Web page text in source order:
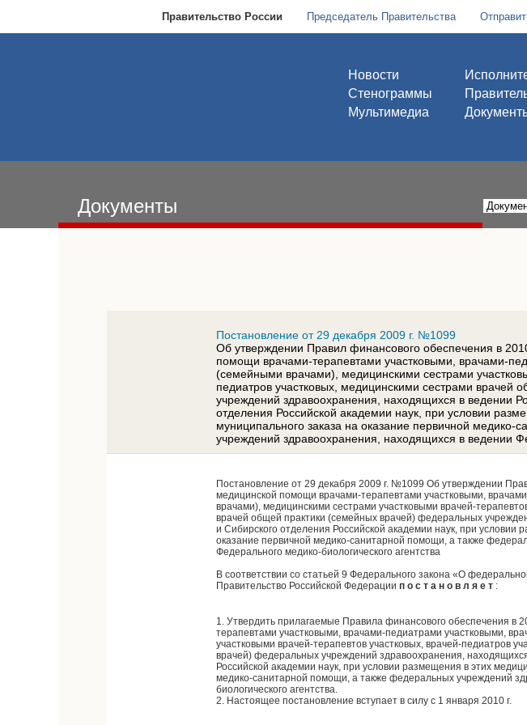
Правительство России Председатель Правительства
Новости
Стенограммы
Мультимедиа
Документы
Постановление от 29 декабря 2009 г. №1099
Об утверждении Правил финансового обеспечения в
помощи врачами-терапевтами участковыми, врачами-
(семейными врачами), медицинскими сестрами
педиатров участковых, медицинскими сестрами
учреждений здравоохранения, находящихся в ведении
отделения Российской академии наук, при условии
муниципального заказа на оказание первичной
учреждений здравоохранения, находящихся в ведении
Постановление от 29 декабря 2009 г. №1099 Об утверждении
медицинской помощи врачами-терапевтами участковыми,
врачами), медицинскими сестрами участковыми врачей-
врачей общей практики (семейных врачей) федеральных
и Сибирского отделения Российской академии наук, при
оказание первичной медико-санитарной помощи, а также
Федерального медико-биологического агентства
В соответствии со статьей 9 Федерального закона «О
Правительство Российской Федерации п о с т а н о в л я е т :
1. Утвердить прилагаемые Правила финансового обеспечения в
терапевтами участковыми, врачами-педиатрами участковыми,
участковыми врачей-терапевтов участковых, врачей-педиатров
врачей) федеральных учреждений здравоохранения,
Российской академии наук, при условии размещения в этих
медико-санитарной помощи, а также федеральных учреждений
биологического агентства.
2. Настоящее постановление вступает в силу с 1 января 2010 г.